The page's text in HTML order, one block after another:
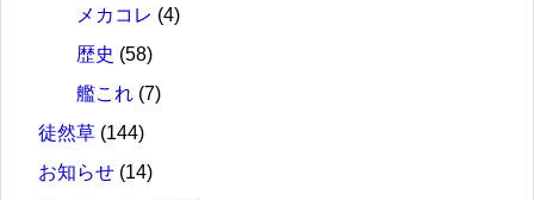
メカコレ (4)
歴史 (58)
艦これ (7)
徒然草 (144)
お知らせ (14)